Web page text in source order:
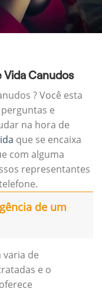
Vida Canudos
? Você esta
e
na hora de
que se encaixa
com alguma
representantes
de um
varia de
e o